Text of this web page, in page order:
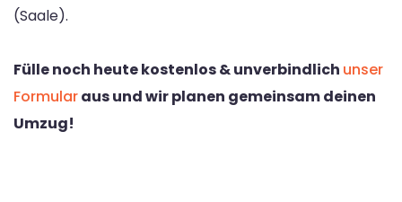
(Saale).
Fülle noch heute kostenlos & unverbindlich unser
Formularaus und wir planen gemeinsam deinen
Umzug!